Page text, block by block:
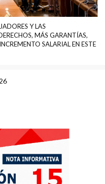
Y LAS
MÁS GARANTÍAS,
SALARIAL EN ESTE